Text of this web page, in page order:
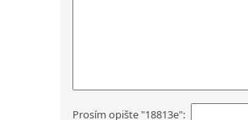
Prosím opište "18813e":